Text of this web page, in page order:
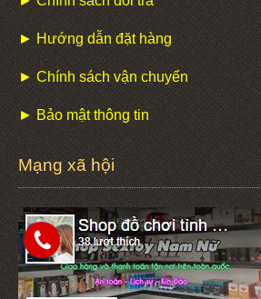
► Hướng dẫn đặt hàng
► Chính sách vận chuyển
► Bảo mật thông tin
Mạng xã hội